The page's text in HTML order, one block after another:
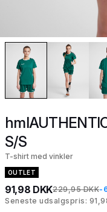
S/S
T-shirt med vinkler
OUTLET
91,98 DKK229,95 DKK-
Seneste udsalgspris: